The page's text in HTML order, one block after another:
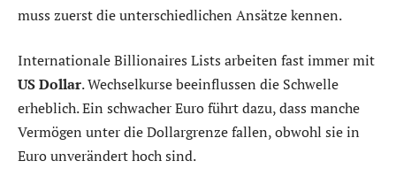
muss zuerst die unterschiedlichen Ansätze kennen.
Internationale Billionaires Lists arbeiten fast immer mit
US Dollar. Wechselkurse beeinflussen die Schwelle
erheblich. Ein schwacher Euro führt dazu, dass manche
Vermögen unter die Dollargrenze fallen, obwohl sie in
Euro unverändert hoch sind.